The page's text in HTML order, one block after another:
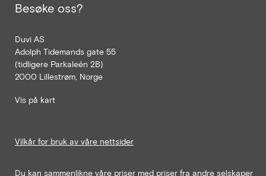
Besøke oss?
Duvi AS
Adolph Tidemands gate 55
(tidligere Parkaleén 2B)
2000 Lillestrøm, Norge
Vis på kart
Vilkår for bruk av våre nettsider
Du kan sammenlikne våre priser med priser fra andre selskaper